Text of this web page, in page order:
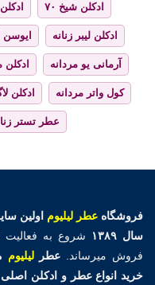
ادکلن شیخ ۷۰
ادکلن لیبر زنانه ایوسن
آرمانی یو مردانه
کول واتر مردانه ادکلن
عطر تستر
فروشگاهعطر لیلیوم اولین
سال ۱۳۸۹
شروع به
فروش میرساند. عطرلیلیوم
خرید انواع عطر و ادکلن